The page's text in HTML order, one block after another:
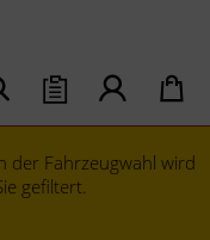
der Fahrzeugwahl wird
gefiltert.